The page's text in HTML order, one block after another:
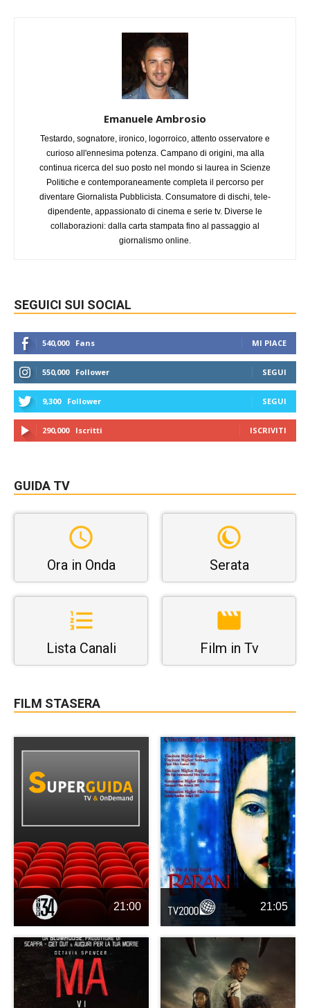
Emanuele Ambrosio
Testardo, sognatore, ironico, logorroico, attento osservatore e
curioso all'ennesima potenza. Campano di origini, ma alla
continua ricerca del suo posto nel mondo si laurea in Scienze
Politiche e contemporaneamente completa il percorso per
diventare Giornalista Pubblicista. Consumatore di dischi, tele-
dipendente, appassionato di cinema e serie tv. Diverse le
collaborazioni: dalla carta stampata fino al passaggio al
giornalismo online.
SEGUICI SUI SOCIAL
540,000 Fans MI PIACE
550,000 Follower SEGUI
9,300 Follower SEGUI
290,000 Iscritti ISCRIVITI
GUIDA TV
Ora in Onda Serata
Lista Canali Film in Tv
FILM STASERA
21:00 21:05